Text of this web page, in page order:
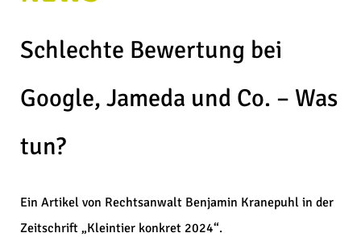
Schlechte Bewertung bei
Google, Jameda und Co. – Was
tun?
Ein Artikel von Rechtsanwalt Benjamin Kranepuhl in der
Zeitschrift „Kleintier konkret 2024“.